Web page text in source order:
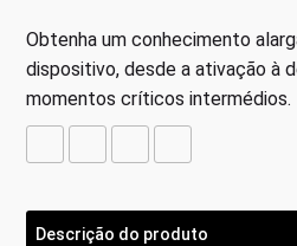
Obtenha um conhecimento
dispositivo, desde a ativação à
momentos críticos intermédios.
Descrição do produto